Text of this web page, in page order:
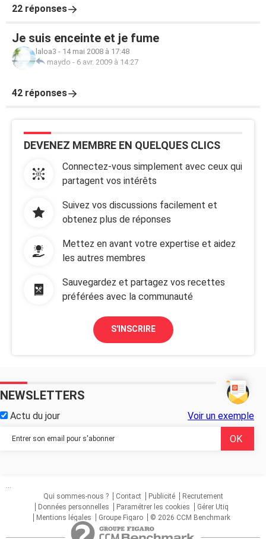
22 réponses
Je suis enceinte et je fume
laloa3 - 14 mai 2008 à 17:48
maydo - 6 avr. 2009 à 14:27
42 réponses
DEVENEZ MEMBRE EN QUELQUES CLICS
Connectez-vous simplement avec ceux qui
partagent vos intérêts
Suivez vos discussions facilement et
obtenez plus de réponses
Mettez en avant votre expertise et aidez
les autres membres
Sauvegardez et partagez vos recettes
préférées avec la communauté
S'INSCRIRE
NEWSLETTERS
Actu du jour Voir un exemple
...
Qui sommes-nous ?
Contact Publicité
Recrutement
Données personnelles
Paramétrer les cookies
Gérer Utiq
Mentions légales
Groupe Figaro © 2026 CCM Benchmark